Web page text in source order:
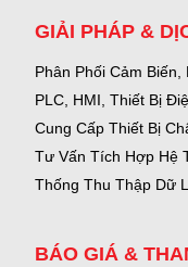
GIẢI PHÁP &
Phân Phối Cảm Biến,
PLC, HMI, Thiết Bị
Cung Cấp Thiết Bị
Tư Vấn Tích Hợp Hệ
Thống Thu Thập Dữ
BÁO GIÁ &